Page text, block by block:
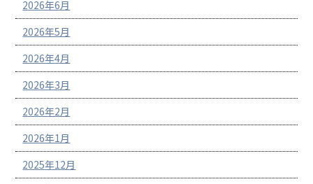
2026年6月
2026年5月
2026年4月
2026年3月
2026年2月
2026年1月
2025年12月